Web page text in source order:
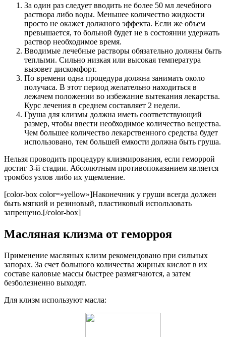
За один раз следует вводить не более 50 мл лечебного
раствора либо воды. Меньшее количество жидкости
просто не окажет должного эффекта. Если же объем
превышается, то больной будет не в состоянии удержать
раствор необходимое время.
Вводимые лечебные растворы обязательно должны быть
теплыми. Сильно низкая или высокая температура
вызовет дискомфорт.
По времени одна процедура должна занимать около
получаса. В этот период желательно находиться в
лежачем положении во избежание вытекания лекарства.
Курс лечения в среднем составляет 2 недели.
Груша для клизмы должна иметь соответствующий
размер, чтобы ввести необходимое количество вещества.
Чем большее количество лекарственного средства будет
использовано, тем большей емкости должна быть груша.
Нельзя проводить процедуру клизмирования, если геморрой
достиг 3-й стадии. Абсолютным противопоказанием является
тромбоз узлов либо их ущемление.
[color-box color=»yellow»]Наконечник у груши всегда должен
быть мягкий и резиновый, пластиковый использовать
запрещено.[/color-box]
Масляная клизма от геморроя
Применение масляных клизм рекомендовано при сильных
запорах. За счет большого количества жирных кислот в их
составе каловые массы быстрее размягчаются, а затем
безболезненно выходят.
Для клизм используют масла: